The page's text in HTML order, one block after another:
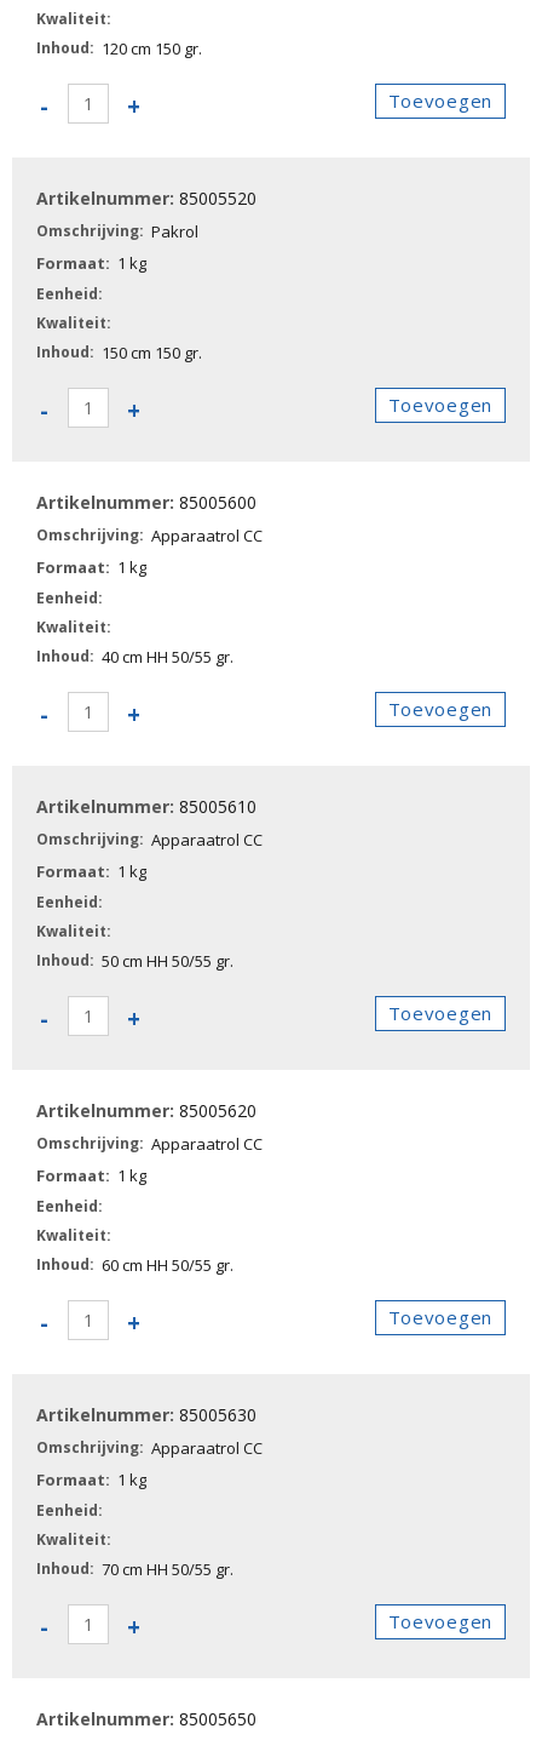
120 cm 150 gr.
-
85005510
+ Toevoegen
85005520
Pakrol
1 kg
150 cm 150 gr.
-
85005520
+ Toevoegen
85005600
Apparaatrol CC
1 kg
40 cm HH 50/55 gr.
-
85005600
aantal
+ Toevoegen
85005610
Apparaatrol CC
1 kg
50 cm HH 50/55 gr.
-
85005610
aantal
+ Toevoegen
85005620
Apparaatrol CC
1 kg
60 cm HH 50/55 gr.
-
85005620
aantal
+ Toevoegen
85005630
Apparaatrol CC
1 kg
70 cm HH 50/55 gr.
-
85005630
aantal
+ Toevoegen
85005650